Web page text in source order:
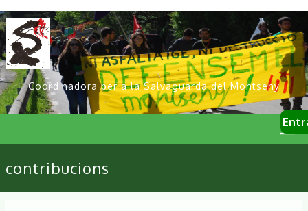
Vés
al
contingut
Coordinadora per a la Salvaguarda del Montseny
User
Primary
links
contribucions